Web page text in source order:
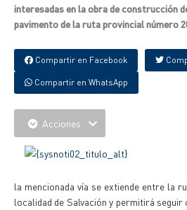
interesadas en la obra de construcción
pavimento de la ruta provincial número
Compartir en Facebook
Compartir en WhatsApp
Acciones
la mencionada vía se extiende entre la
localidad de Salvación y permitirá